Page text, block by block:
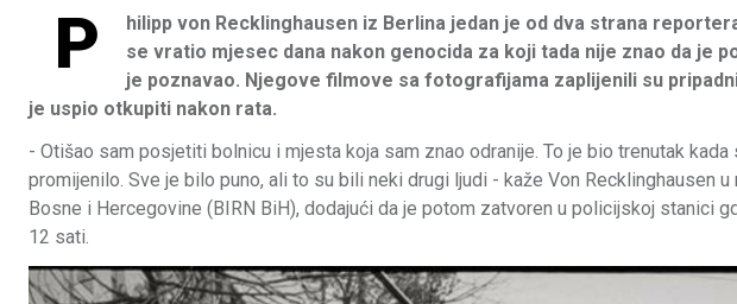
P
hilipp von Recklinghausen iz Berlina jedan je od dva strana
se vratio mjesec dana nakon genocida za koji tada nije znao da je
je poznavao. Njegove filmove sa fotografijama zaplijenili su
je uspio otkupiti nakon rata.
- Otišao sam posjetiti bolnicu i mjesta koja sam znao odranije. To je bio trenutak
promijenilo. Sve je bilo puno, ali to su bili neki drugi ljudi - kaže Von Recklinghausen
Bosne i Hercegovine (BIRN BiH), dodajući da je potom zatvoren u policijskoj stanici
12 sati.